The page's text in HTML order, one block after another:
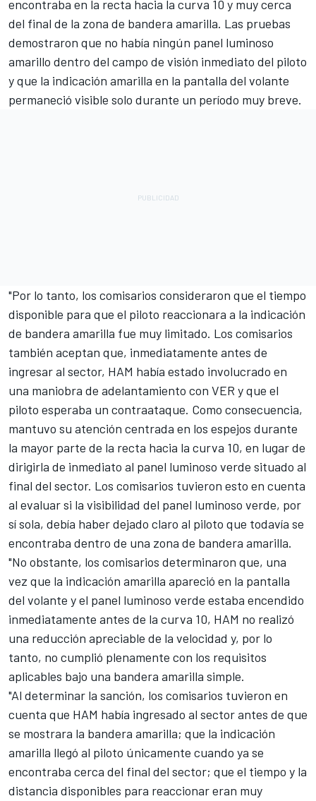
encontraba en la recta hacia la curva 10 y muy cerca
del final de la zona de bandera amarilla. Las pruebas
demostraron que no había ningún panel luminoso
amarillo dentro del campo de visión inmediato del piloto
y que la indicación amarilla en la pantalla del volante
permaneció visible solo durante un período muy breve.
"Por lo tanto, los comisarios consideraron que el tiempo
disponible para que el piloto reaccionara a la indicación
de bandera amarilla fue muy limitado. Los comisarios
también aceptan que, inmediatamente antes de
ingresar al sector, HAM había estado involucrado en
una maniobra de adelantamiento con VER y que el
piloto esperaba un contraataque. Como consecuencia,
mantuvo su atención centrada en los espejos durante
la mayor parte de la recta hacia la curva 10, en lugar de
dirigirla de inmediato al panel luminoso verde situado al
final del sector. Los comisarios tuvieron esto en cuenta
al evaluar si la visibilidad del panel luminoso verde, por
sí sola, debía haber dejado claro al piloto que todavía se
encontraba dentro de una zona de bandera amarilla.
"No obstante, los comisarios determinaron que, una
vez que la indicación amarilla apareció en la pantalla
del volante y el panel luminoso verde estaba encendido
inmediatamente antes de la curva 10, HAM no realizó
una reducción apreciable de la velocidad y, por lo
tanto, no cumplió plenamente con los requisitos
aplicables bajo una bandera amarilla simple.
"Al determinar la sanción, los comisarios tuvieron en
cuenta que HAM había ingresado al sector antes de que
se mostrara la bandera amarilla; que la indicación
amarilla llegó al piloto únicamente cuando ya se
encontraba cerca del final del sector; que el tiempo y la
distancia disponibles para reaccionar eran muy